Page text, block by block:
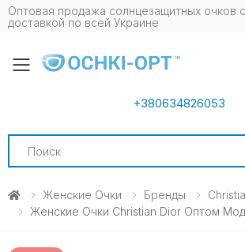
Оптовая продажа солнцезащитных очков c
доставкой по всей Украине
Toggle mobile menu
+380634826053
Search
Женские Очки Бренды
Женские Очки Christian Dior Оптом